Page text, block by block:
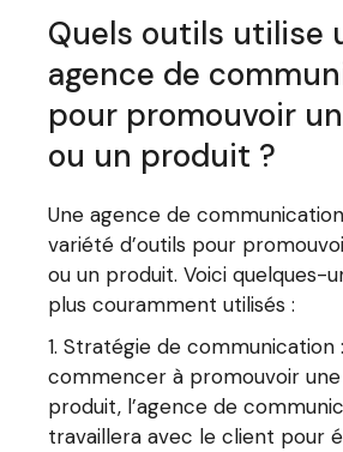
Quels outils utilise
agence de
pour promouvoir
ou un produit ?
Une agence de
variété d’outils pour
ou un produit. Voici quelques-
plus couramment utilisés :
Stratégie de communication
commencer à promouvoir
produit, l’agence de
travaillera avec le client pour